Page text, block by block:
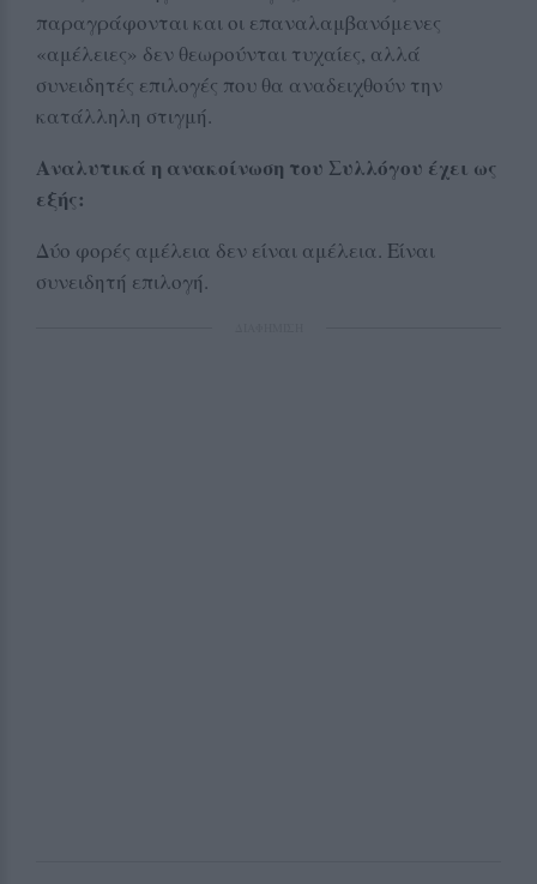
παραγράφονται και οι επαναλαμβανόμενες
«αμέλειες» δεν θεωρούνται τυχαίες, αλλά
συνειδητές επιλογές που θα αναδειχθούν την
κατάλληλη στιγμή.
Αναλυτικά η ανακοίνωση του Συλλόγου έχει ως
εξής:
Δύο φορές αμέλεια δεν είναι αμέλεια. Είναι
συνειδητή επιλογή.